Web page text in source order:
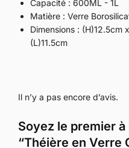
Capacité : 600ML - 1L
Matière : Verre
Dimensions : (H)12.5cm
(L)11.5cm
Il n’y a pas encore d’avis.
Soyez le premier
“Théière en Verre